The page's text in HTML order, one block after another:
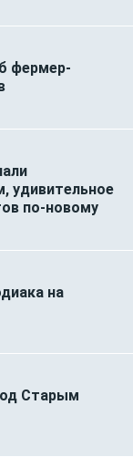
фермер-
удивительное
по-новому
на
Старым